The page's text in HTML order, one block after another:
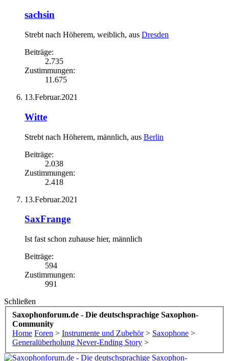
sachsin
Strebt nach Höherem, weiblich, aus Dresden
Beiträge:
2.735
Zustimmungen:
11.675
13.Februar.2021
Witte
Strebt nach Höherem, männlich, aus Berlin
Beiträge:
2.038
Zustimmungen:
2.418
13.Februar.2021
SaxFrange
Ist fast schon zuhause hier, männlich
Beiträge:
594
Zustimmungen:
991
Schließen
Saxophonforum.de - Die deutschsprachige Saxophon-
Community
Home Foren > Instrumente und Zubehör > Saxophone >
Generalüberholung Never-Ending Story >